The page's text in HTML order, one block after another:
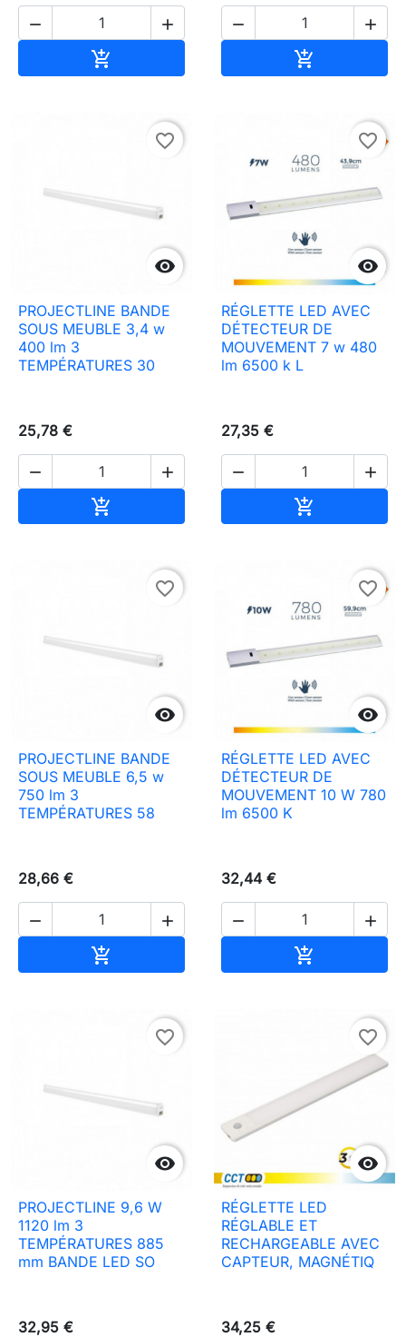
 

 


favorite_border
PROJECTLINE BANDE
SOUS MEUBLE 3,4 w
400 lm 3
TEMPÉRATURES 30
25,78 €
 


favorite_border
RÉGLETTE LED AVEC
DÉTECTEUR DE
MOUVEMENT 7 w 480
lm 6500 k L
27,35 €
 


favorite_border
PROJECTLINE BANDE
SOUS MEUBLE 6,5 w
750 lm 3
TEMPÉRATURES 58
28,66 €
 


favorite_border
RÉGLETTE LED AVEC
DÉTECTEUR DE
MOUVEMENT 10 W 780
lm 6500 K
32,44 €
 


favorite_border
PROJECTLINE 9,6 W
1120 lm 3
TEMPÉRATURES 885
mm BANDE LED SO
32,95 €

favorite_border
RÉGLETTE LED
RÉGLABLE ET
RECHARGEABLE AVEC
CAPTEUR, MAGNÉTIQ
34,25 €